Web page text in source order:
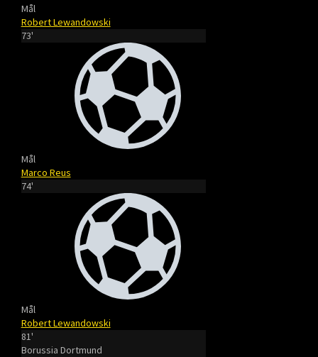
Mål
Robert Lewandowski
73'
Mål
Marco Reus
74'
Mål
Robert Lewandowski
81'
Borussia Dortmund